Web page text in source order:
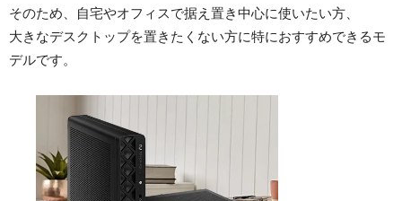
そのため、自宅やオフィスで据え置き中心に使いたい方、
大きなデスクトップを置きたくない方に特におすすめできるモ
デルです。